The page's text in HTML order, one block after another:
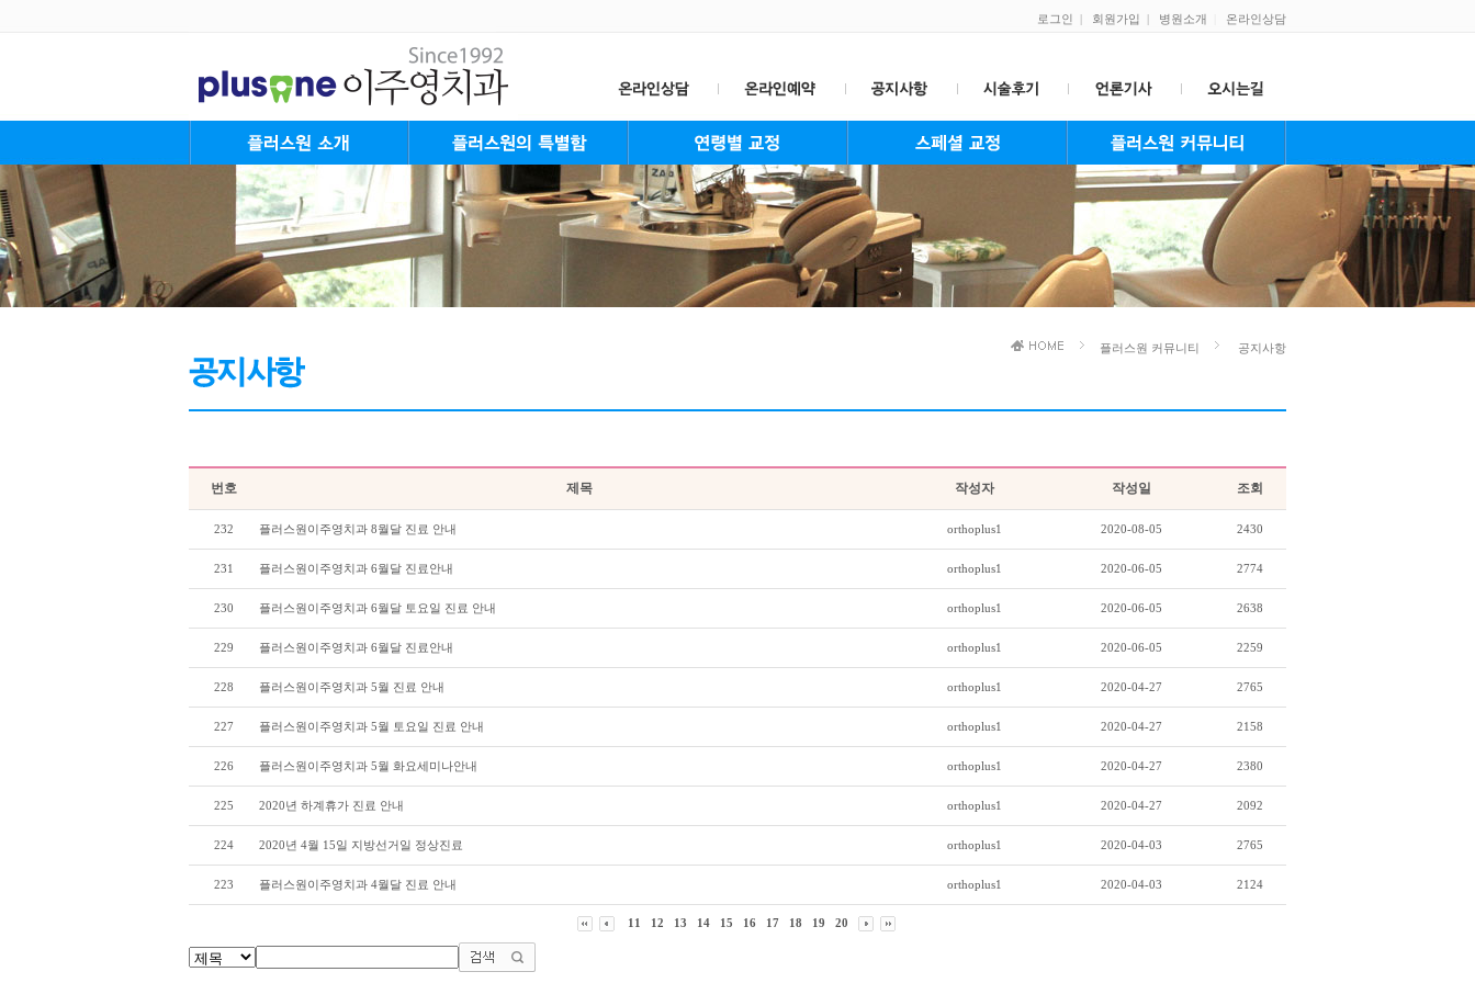
로그인 | 회원가입 | 병원소개 온라인상담
플러스원 Mission&Vision
대표원장 인사말
플러스원 가족들
플러스원 둘러보기
진료안내&오시는길 플러스원의 특별함
플러스원 System
플러스원 Staff 성장교정
청소년교정
성인교정
장년교정 온라인상담
온라인예약
공지사항
플러스원 보도자료
자주하는 질문
교정치료중 주의사항
교정치료후 관리와 중요성
이달의 Smile
플러스원 커뮤니티 공지사항
번호 제목 작성자 작성일 조회
232 플러스원이주영치과 8월달 진료 안내 orthoplus1 2020-08-05 2430
231 플러스원이주영치과 6월달 진료안내 orthoplus1 2020-06-05 2774
230 플러스원이주영치과 6월달 토요일 진료 안내 orthoplus1 2020-06-05 2638
229 플러스원이주영치과 6월달 진료안내 orthoplus1 2020-06-05 2259
228 플러스원이주영치과 5월 진료 안내 orthoplus1 2020-04-27 2765
227 플러스원이주영치과 5월 토요일 진료 안내 orthoplus1 2020-04-27 2158
226 플러스원이주영치과 5월 화요세미나안내 orthoplus1 2020-04-27 2380
225 2020년 하계휴가 진료 안내 orthoplus1 2020-04-27 2092
224 2020년 4월 15일 지방선거일 정상진료 orthoplus1 2020-04-03 2765
223 플러스원이주영치과 4월달 진료 안내 orthoplus1 2020-04-03 2124
11 12 13 14 15 16 17 18 19 20